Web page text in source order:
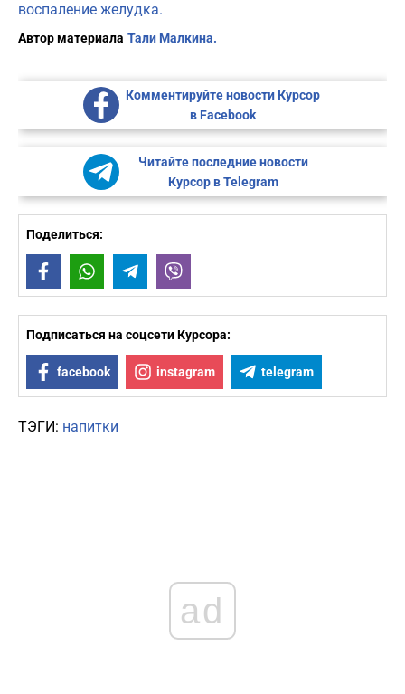
воспаление желудка.
Автор материала Тали Малкина.
Комментируйте новости Курсор
в Facebook
Читайте последние новости
Курсор в Telegram
Поделиться:
FacebookWhatsAppTelegram
Подписаться на соцсети Курсора:
facebook instagram telegram
ТЭГИ: напитки
ad